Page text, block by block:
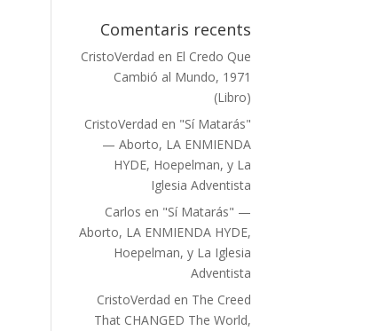
Comentaris recents
CristoVerdad en El Credo Que
Cambió al Mundo, 1971
(Libro)
CristoVerdad en "Sí Matarás"
— Aborto, LA ENMIENDA
HYDE, Hoepelman, y La
Iglesia Adventista
Carlos en "Sí Matarás" —
Aborto, LA ENMIENDA HYDE,
Hoepelman, y La Iglesia
Adventista
CristoVerdad en The Creed
That CHANGED The World,